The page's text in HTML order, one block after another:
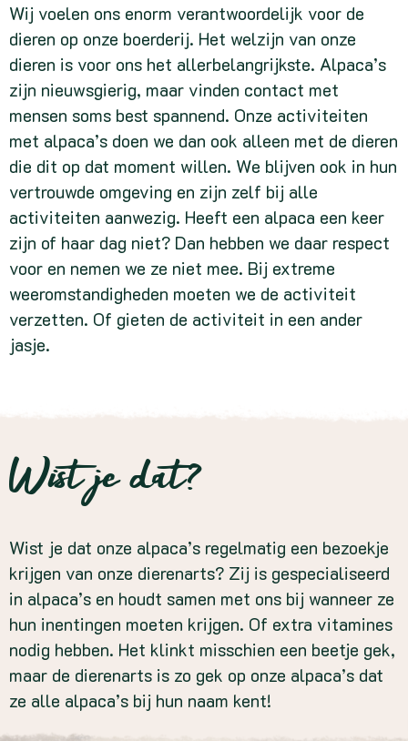
Wij voelen ons enorm verantwoordelijk voor de
dieren op onze boerderij. Het welzijn van onze
dieren is voor ons het allerbelangrijkste. Alpaca’s
zijn nieuwsgierig, maar vinden contact met
mensen soms best spannend. Onze activiteiten
met alpaca’s doen we dan ook alleen met de dieren
die dit op dat moment willen. We blijven ook in hun
vertrouwde omgeving en zijn zelf bij alle
activiteiten aanwezig. Heeft een alpaca een keer
zijn of haar dag niet? Dan hebben we daar respect
voor en nemen we ze niet mee. Bij extreme
weeromstandigheden moeten we de activiteit
verzetten. Of gieten de activiteit in een ander
jasje.
Wist je dat?
Wist je dat onze alpaca’s regelmatig een bezoekje
krijgen van onze dierenarts? Zij is gespecialiseerd
in alpaca’s en houdt samen met ons bij wanneer ze
hun inentingen moeten krijgen. Of extra vitamines
nodig hebben. Het klinkt misschien een beetje gek,
maar de dierenarts is zo gek op onze alpaca’s dat
ze alle alpaca’s bij hun naam kent!